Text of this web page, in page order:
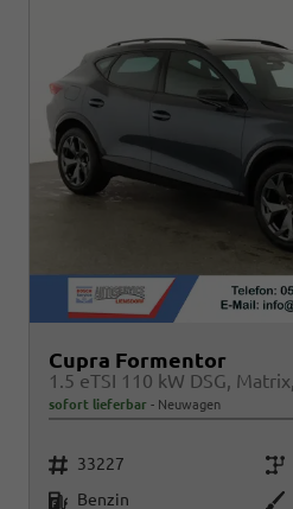
Cupra Formentor
sofort lieferbar Neuwagen
Fahrzeugnr. 33227 Getriebe
Kraftstoff Benzin Außenfarbe